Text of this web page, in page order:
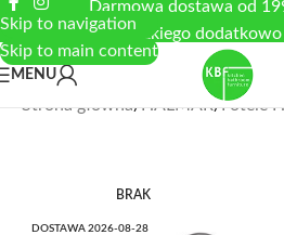
Skip to navigation
Skip to main content
Darmowa dostawa od
łódzkiego
MENU
Strona główna/ HALMAR/Fotele
BRAK
DOSTAWA 2026-08-28